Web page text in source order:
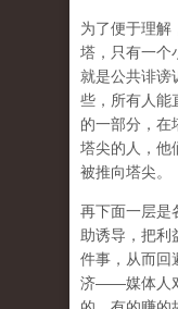
为了便于理解
塔，只有一个
就是公共诽谤
些，所有人能
的一部分，在
塔尖的人，他
被推向塔尖。
再下面一层是
助诱导，把利
件事，从而回
济——媒体人